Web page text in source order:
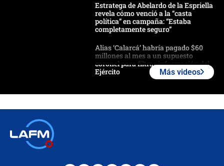
Estratega de Abelardo de la Espriella
revela cómo venció a la “casta
política” en campaña: “Estaba
completamente seguro”
Alias ‘Calarcá’ habría pagado $60
millones al mes a un supuesto
coronel para filtrar información del
Ejército
director de la Policía
Más videos